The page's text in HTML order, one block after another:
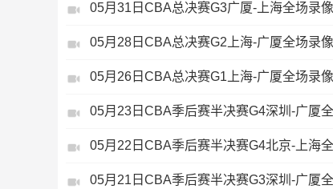
05月31日CBA总决赛G3广厦-上海全场录像
05月28日CBA总决赛G2上海-广厦全场录像
05月26日CBA总决赛G1上海-广厦全场录像
05月23日CBA季后赛半决赛G4深圳-广厦
05月22日CBA季后赛半决赛G4北京-上海
05月21日CBA季后赛半决赛G3深圳-广厦